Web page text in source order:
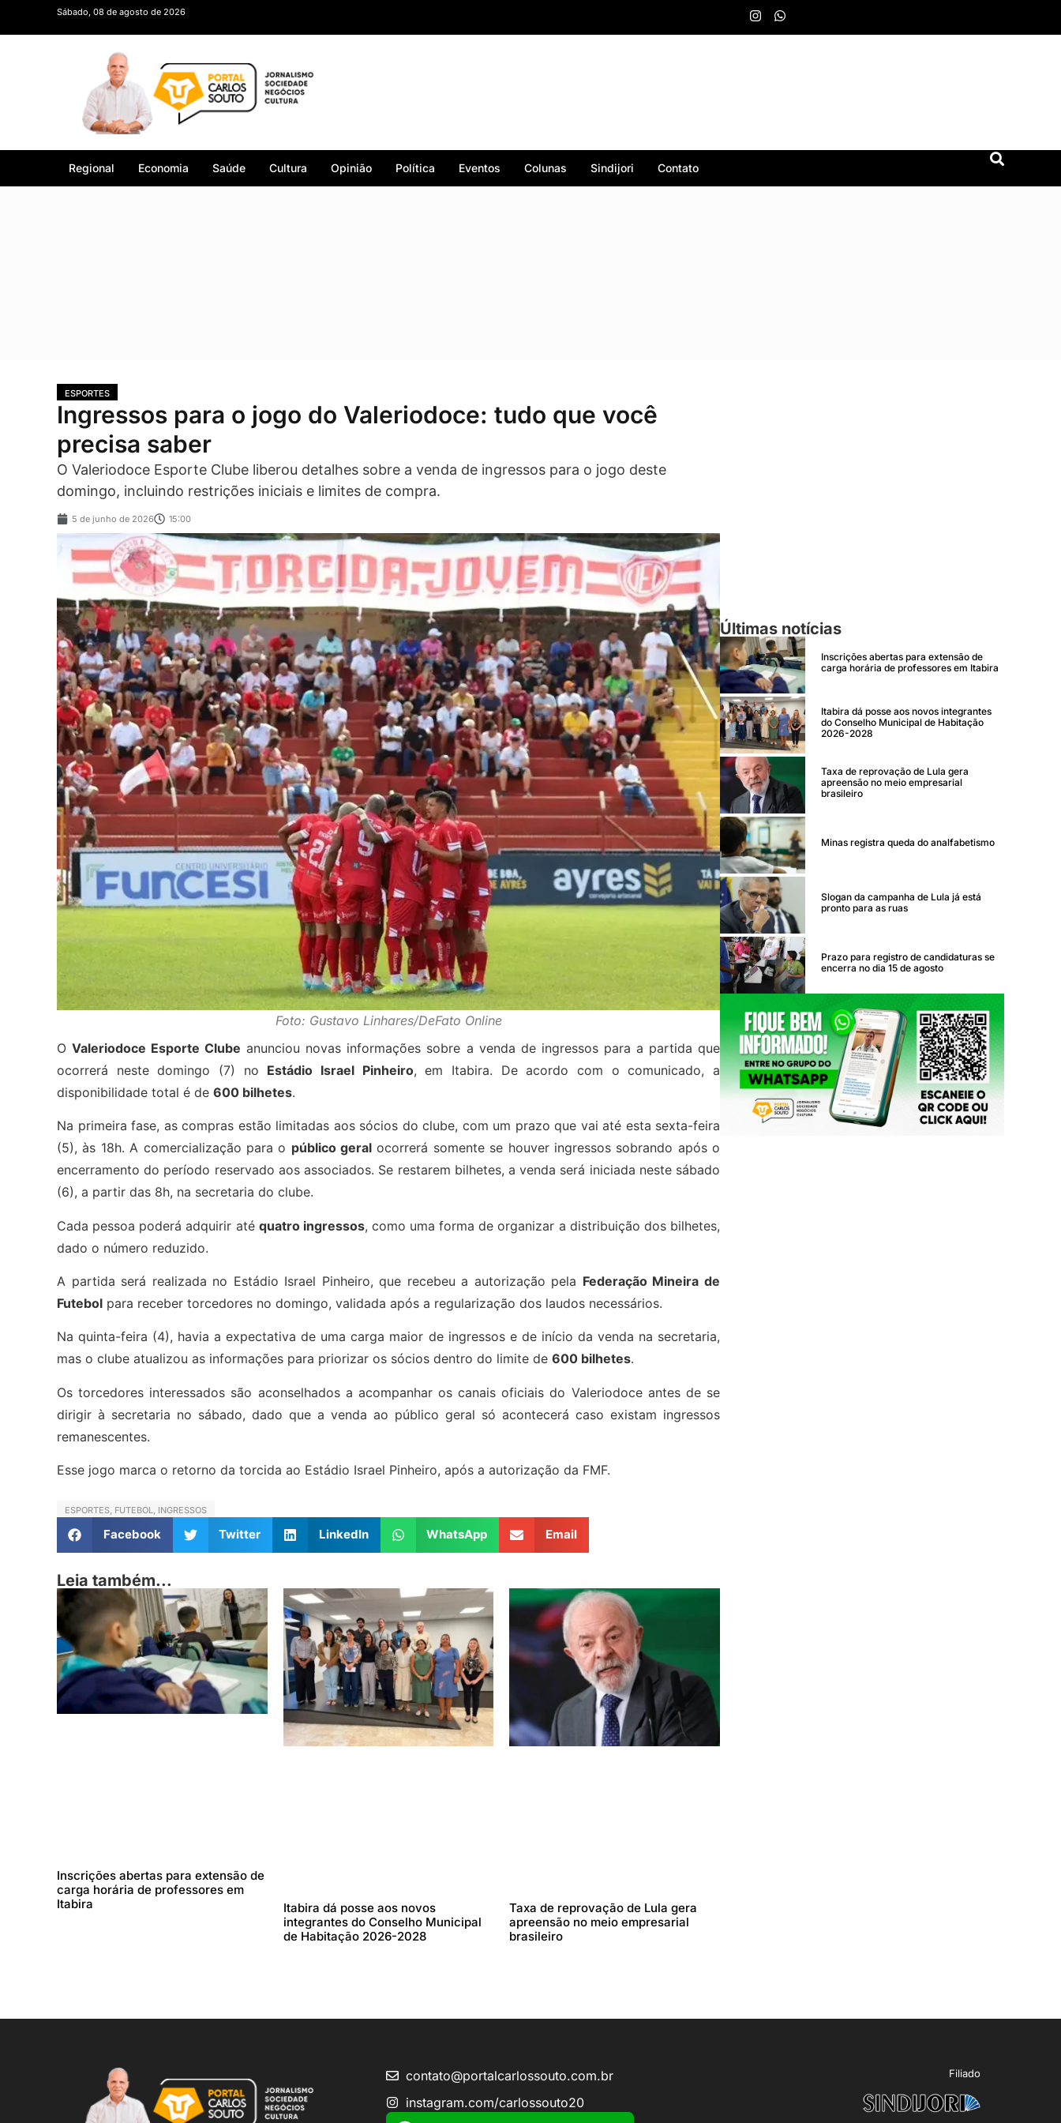
Sábado, 08 de agosto de 2026
Regional Economia Saúde Cultura Opinião Política Eventos Colunas Sindijori Contato
ESPORTES
Ingressos para o jogo do Valeriodoce: tudo que você
precisa saber
O Valeriodoce Esporte Clube liberou detalhes sobre a venda de ingressos para o jogo deste
domingo, incluindo restrições iniciais e limites de compra.
5 de junho de 2026 15:00
Foto: Gustavo Linhares/DeFato Online
OValeriodoce Esporte Clube anunciou novas informações sobre a venda de ingressos para a partida que
ocorrerá neste domingo (7) no Estádio Israel Pinheiro, em Itabira. De acordo com o comunicado, a
disponibilidade total é de 600 bilhetes.
Na primeira fase, as compras estão limitadas aos sócios do clube, com um prazo que vai até esta sexta-feira
(5), às 18h. A comercialização para o público geral ocorrerá somente se houver ingressos sobrando após o
encerramento do período reservado aos associados. Se restarem bilhetes, a venda será iniciada neste sábado
(6), a partir das 8h, na secretaria do clube.
Cada pessoa poderá adquirir até quatro ingressos, como uma forma de organizar a distribuição dos bilhetes,
dado o número reduzido.
A partida será realizada no Estádio Israel Pinheiro, que recebeu a autorização pela Federação Mineira de
Futebol para receber torcedores no domingo, validada após a regularização dos laudos necessários.
Na quinta-feira (4), havia a expectativa de uma carga maior de ingressos e de início da venda na secretaria,
mas o clube atualizou as informações para priorizar os sócios dentro do limite de 600 bilhetes.
Os torcedores interessados são aconselhados a acompanhar os canais oficiais do Valeriodoce antes de se
dirigir à secretaria no sábado, dado que a venda ao público geral só acontecerá caso existam ingressos
remanescentes.
Esse jogo marca o retorno da torcida ao Estádio Israel Pinheiro, após a autorização da FMF.
ESPORTES FUTEBOL INGRESSOS
Facebook Twitter LinkedIn WhatsApp Email
Leia também...
Inscrições abertas para extensão de
carga horária de professores em
Itabira
Itabira dá posse aos novos
integrantes do Conselho Municipal
de Habitação 2026-2028
Taxa de reprovação de Lula gera
apreensão no meio empresarial
brasileiro
Últimas notícias
Inscrições abertas para extensão de
carga horária de professores em Itabira
Itabira dá posse aos novos integrantes
do Conselho Municipal de Habitação
2026-2028
Taxa de reprovação de Lula gera
apreensão no meio empresarial
brasileiro
Minas registra queda do analfabetismo
Slogan da campanha de Lula já está
pronto para as ruas
Prazo para registro de candidaturas se
encerra no dia 15 de agosto
contato@portalcarlossouto.com.br
instagram.com/carlossouto20
Filiado